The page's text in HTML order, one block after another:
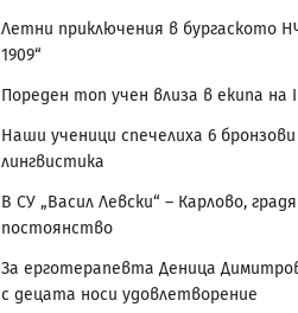
Летни приключения в бургаското
1909“
Пореден топ учен влиза в екипа на
Наши ученици спечелиха 6
лингвистика
В СУ „Васил Левски“ – Карлово,
постоянство
За ерготерапевта Деница
с децата носи удовлетворение